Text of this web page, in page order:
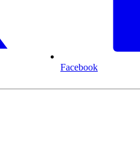
Facebook